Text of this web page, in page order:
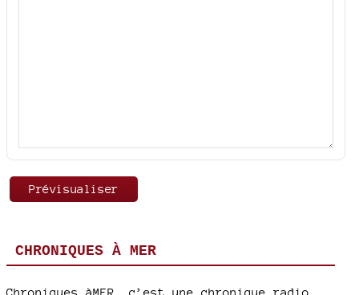
CHRONIQUES À MER
Chroniques àMER, c’est une chronique radio